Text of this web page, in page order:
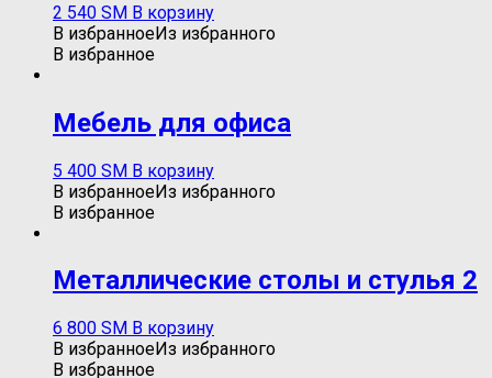
2 540 ЅМ В корзину
В избранноеИз избранного
В избранное
Мебель для офиса
5 400 ЅМ В корзину
В избранноеИз избранного
В избранное
Металлические столы и стулья 2
6 800 ЅМ В корзину
В избранноеИз избранного
В избранное